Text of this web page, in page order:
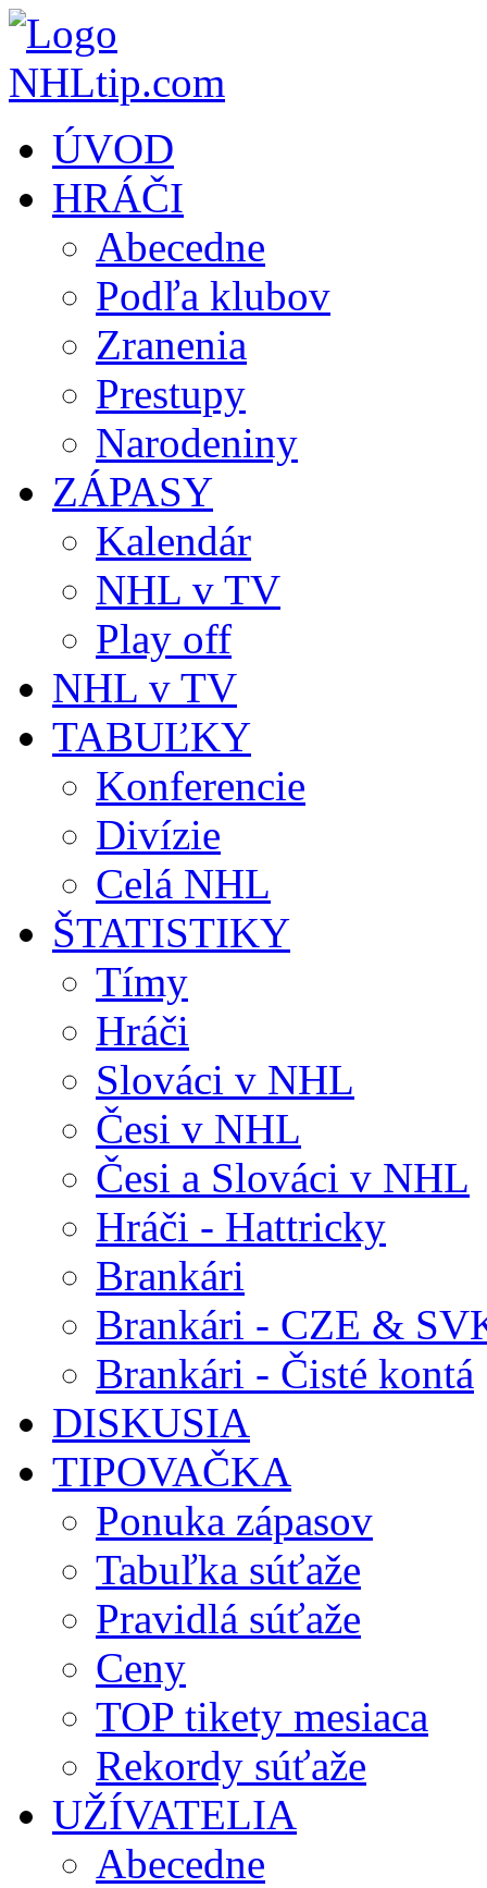
ÚVOD
HRÁČI
Abecedne
Podľa klubov
Zranenia
Prestupy
Narodeniny
ZÁPASY
Kalendár
NHL v TV
Play off
NHL v TV
TABUĽKY
Konferencie
Divízie
Celá NHL
ŠTATISTIKY
Tímy
Hráči
Slováci v NHL
Česi v NHL
Česi a Slováci v NHL
Hráči - Hattricky
Brankári
Brankári - CZE &
Brankári - Čisté kontá
DISKUSIA
TIPOVAČKA
Ponuka zápasov
Tabuľka súťaže
Pravidlá súťaže
Ceny
TOP tikety mesiaca
Rekordy súťaže
UŽÍVATELIA
Abecedne